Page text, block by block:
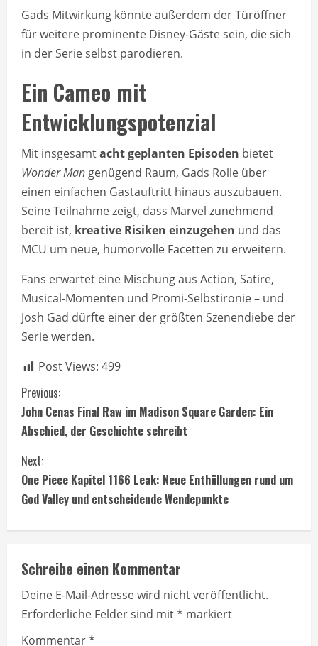
Gads Mitwirkung könnte außerdem der Türöffner
für weitere prominente Disney-Gäste sein, die sich
in der Serie selbst parodieren.
Ein Cameo mit
Entwicklungspotenzial
Mit insgesamtacht geplanten Episoden bietet
Wonder Man genügend Raum, Gads Rolle über
einen einfachen Gastauftritt hinaus auszubauen.
Seine Teilnahme zeigt, dass Marvel zunehmend
bereit ist, kreative Risiken einzugehen und das
MCU um neue, humorvolle Facetten zu erweitern.
Fans erwartet eine Mischung aus Action, Satire,
Musical-Momenten und Promi-Selbstironie – und
Josh Gad dürfte einer der größten Szenendiebe der
Serie werden.
Post Views: 499
C
o
n
t
u
e
R
Previous:
John Cenas Final Raw im Madison Square Garden: Ein
Abschied, der Geschichte schreibt
Next:
One Piece Kapitel 1166 Leak: Neue Enthüllungen rund um
God Valley und entscheidende Wendepunkte
Schreibe einen Kommentar
Deine E-Mail-Adresse wird nicht veröffentlicht.
Erforderliche Felder sind mit* markiert
Kommentar*